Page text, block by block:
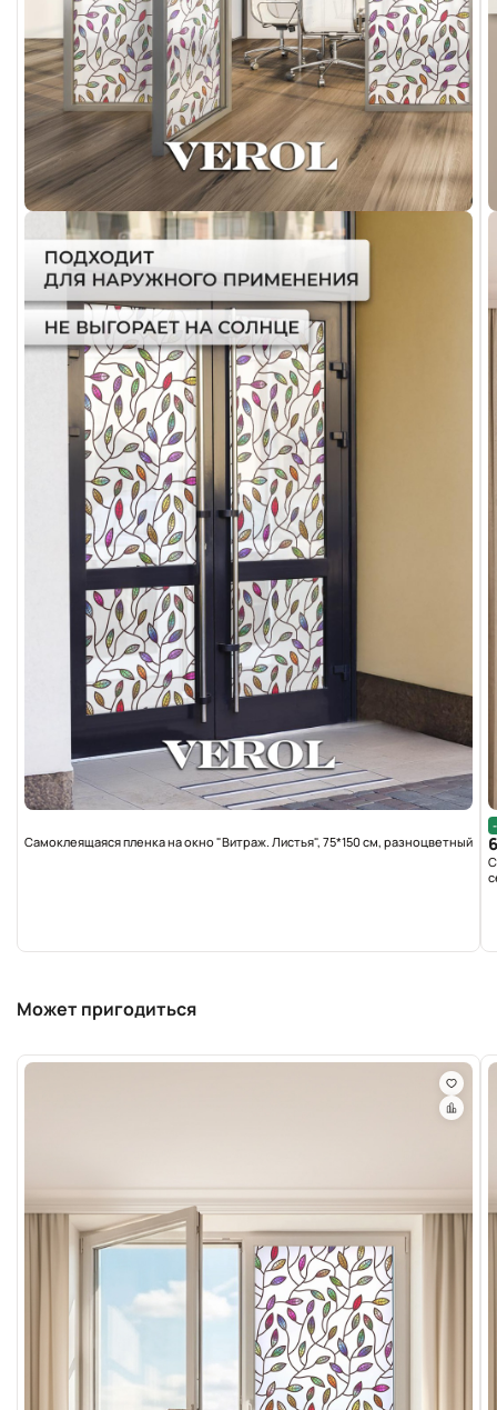
Самоклеящаяся пленка на окно "Витраж. Листья", 75*150 см, разноцветный
Может пригодиться